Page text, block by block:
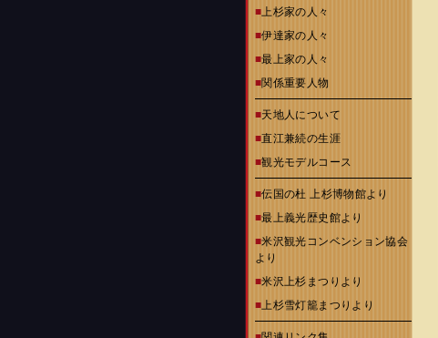
■上杉家の人々
■伊達家の人々
■最上家の人々
■関係重要人物
■天地人について
■直江兼続の生涯
■観光モデルコース
■伝国の杜 上杉博物館より
■最上義光歴史館より
■米沢観光コンベンション協会
より
■米沢上杉まつりより
■上杉雪灯籠まつりより